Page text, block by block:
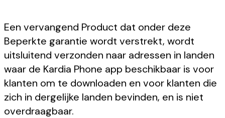
Een vervangend Product dat onder deze
Beperkte garantie wordt verstrekt, wordt
uitsluitend verzonden naar adressen in landen
waar de Kardia Phone app beschikbaar is voor
klanten om te downloaden en voor klanten die
zich in dergelijke landen bevinden, en is niet
overdraagbaar.